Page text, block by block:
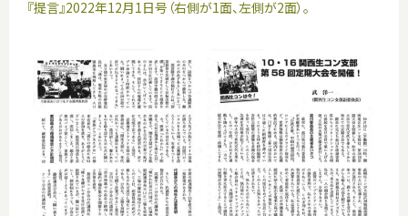
『提言』2022年12月1日号（右側が1面、左側が2面）。